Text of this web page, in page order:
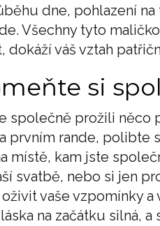
dne, pohlazení
Všechny tyto
dokáží váš vztah
si
společně prožili něco
prvním rande, polibte
místě, kam jste
svatbě, nebo si jen
oživit vaše vzpomínky
na začátku silná,